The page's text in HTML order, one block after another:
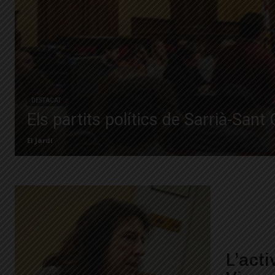
DESTACAT
Els partits polítics de Sarrià-Sant
El Jardí